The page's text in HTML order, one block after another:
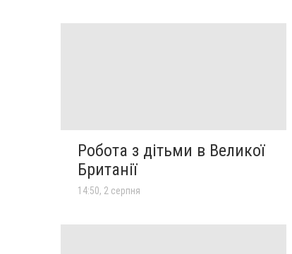
Робота з дітьми в Великої
Британії
14:50, 2 серпня